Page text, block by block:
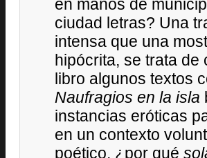
en manos de
ciudad letras? Una
intensa que una
hipócrita, se trata
libro algunos textos
Naufragios en la isla
instancias eróticas
en un contexto
poético, ¿por qué